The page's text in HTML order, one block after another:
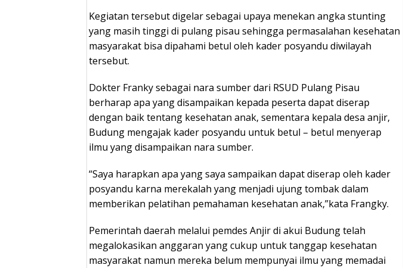
Kegiatan tersebut digelar sebagai upaya menekan angka stunting
yang masih tinggi di pulang pisau sehingga permasalahan kesehatan
masyarakat bisa dipahami betul oleh kader posyandu diwilayah
tersebut.
Dokter Franky sebagai nara sumber dari RSUD Pulang Pisau
berharap apa yang disampaikan kepada peserta dapat diserap
dengan baik tentang kesehatan anak, sementara kepala desa anjir,
Budung mengajak kader posyandu untuk betul – betul menyerap
ilmu yang disampaikan nara sumber.
“Saya harapkan apa yang saya sampaikan dapat diserap oleh kader
posyandu karna merekalah yang menjadi ujung tombak dalam
memberikan pelatihan pemahaman kesehatan anak,”kata Frangky.
Pemerintah daerah melalui pemdes Anjir di akui Budung telah
megalokasikan anggaran yang cukup untuk tanggap kesehatan
masyarakat namun mereka belum mempunyai ilmu yang memadai